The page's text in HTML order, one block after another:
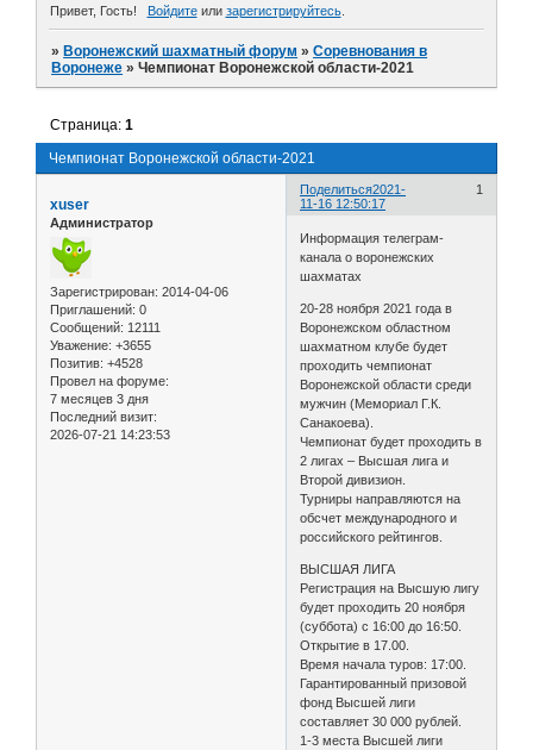
Привет, Гость! Войдитеили зарегистрируйтесь.
»Воронежский шахматный форум »Соревнования в
Воронеже »Чемпионат Воронежской области-2021
Чемпионат Воронежской области-2021
Страница:1
Поделиться 1
2021-
11-16 12:50:17
xuser
Администратор
Зарегистрирован: 2014-04-06
Приглашений: 0
Сообщений: 12111
Уважение: +3655
Позитив: +4528
Провел на форуме:
7 месяцев 3 дня
Последний визит:
2026-07-21 14:23:53
Информация телеграм-
канала о воронежских
шахматах
20-28 ноября 2021 года в
Воронежском областном
шахматном клубе будет
проходить чемпионат
Воронежской области среди
мужчин (Мемориал Г.К.
Санакоева).
Чемпионат будет проходить в
2 лигах – Высшая лига и
Второй дивизион.
Турниры направляются на
обсчет международного и
российского рейтингов.
ВЫСШАЯ ЛИГА
Регистрация на Высшую лигу
будет проходить 20 ноября
(суббота) с 16:00 до 16:50.
Открытие в 17.00.
Время начала туров: 17:00.
Гарантированный призовой
фонд Высшей лиги
составляет 30 000 рублей.
1-3 места Высшей лиги